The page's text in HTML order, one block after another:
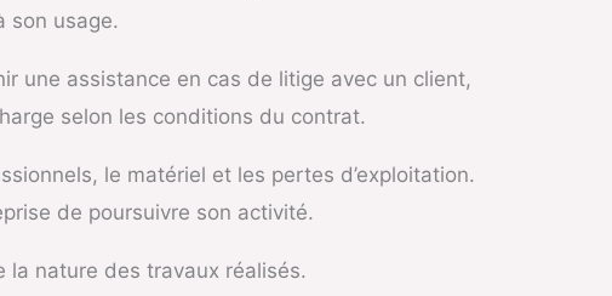
son usage.
une assistance en cas de litige avec un client,
selon les conditions du contrat.
le matériel et les pertes d’exploitation.
de poursuivre son activité.
la nature des travaux réalisés.